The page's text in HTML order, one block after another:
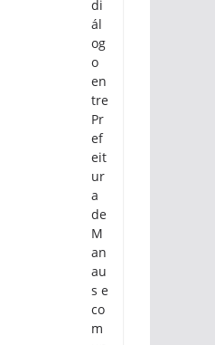
di
ál
og
o
en
tre
Pr
ef
eit
ur
a
de
M
an
au
s e
co
m